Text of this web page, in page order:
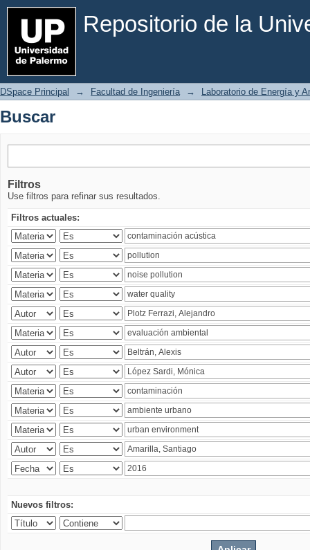
Repositorio de la
Buscar
DSpace Principal → Facultad de Ingeniería → Laboratorio de Energía y
Buscar
Filtros
Use filtros para refinar sus resultados.
Filtros actuales:
Nuevos filtros: